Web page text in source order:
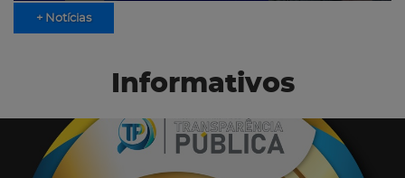
+ Notícias
Informativos